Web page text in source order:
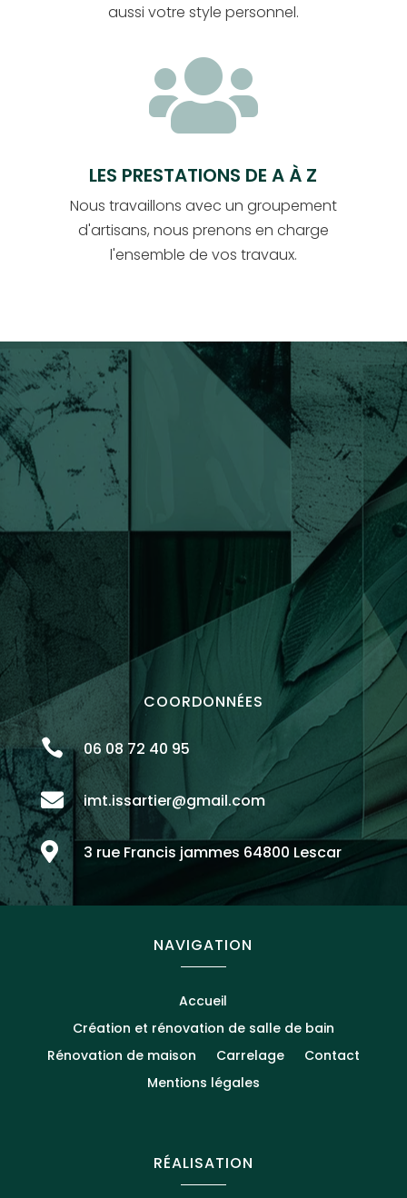
aussi votre style personnel.

LES PRESTATIONS DE A À Z
Nous travaillons avec un groupement
d'artisans, nous prenons en charge
l'ensemble de vos travaux.
COORDONNÉES
 06 08 72 40 95
 imt.issartier@gmail.com
 3 rue Francis jammes 64800 Lescar
NAVIGATION
Accueil
Création et rénovation de salle de bain
Rénovation de maison
Carrelage
Contact
Mentions légales
RÉALISATION